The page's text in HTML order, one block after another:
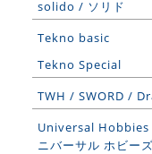
solido / ソリド
Tekno basic
Tekno Special
TWH / SWORD /
Universal Hobbies
ニバーサル ホビーズ